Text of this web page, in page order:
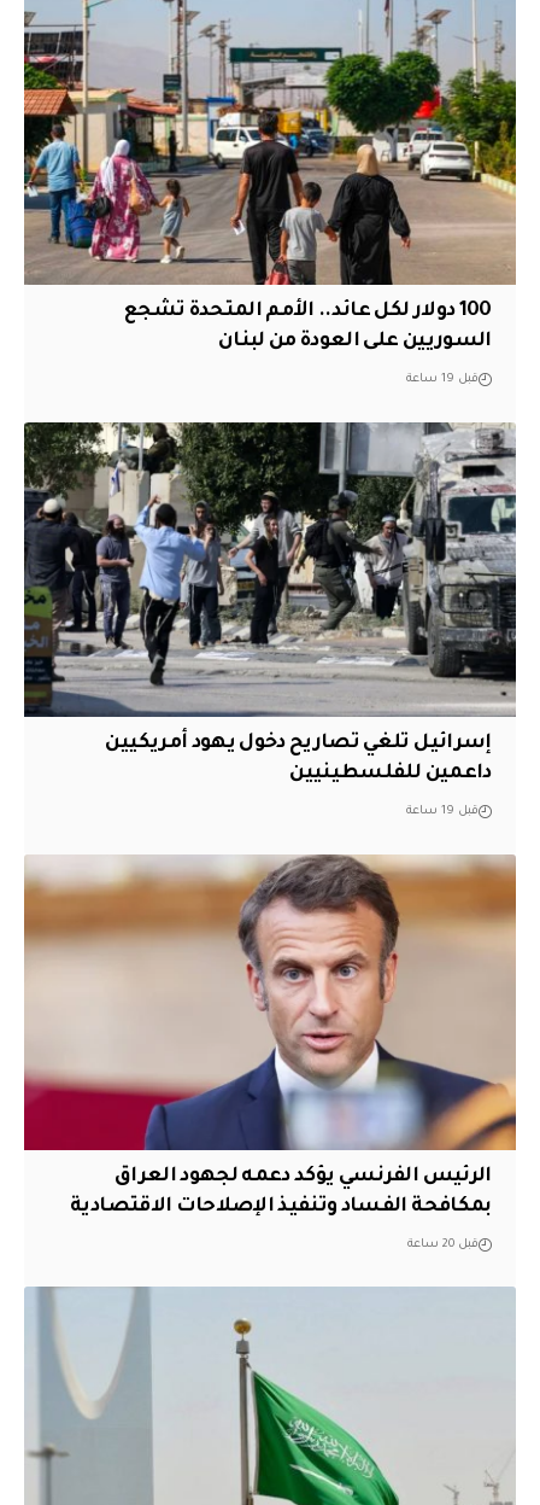
100 دولار لكل عائد.. الأمم المتحدة تشجع
السوريين على العودة من لبنان
قبل 19 ساعة
إسرائيل تلغي تصاريح دخول يهود أمريكيين
داعمين للفلسطينيين
قبل 19 ساعة
الرئيس الفرنسي يؤكد دعمه لجهود العراق
بمكافحة الفساد وتنفيذ الإصلاحات الاقتصادية
قبل 20 ساعة